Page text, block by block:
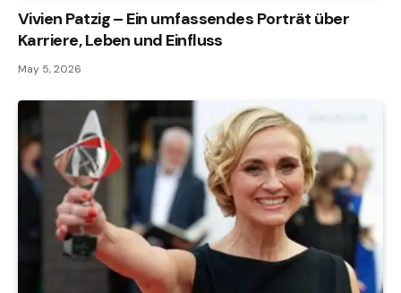
Vivien Patzig – Ein umfassendes Porträt über
Karriere, Leben und Einfluss
May 5, 2026